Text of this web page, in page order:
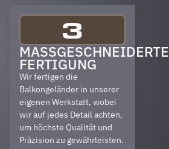
3
MASSGESCHNEIDERTE F
ERTIGUNG
Wir fertigen die
Balkongeländer in unserer
eigenen Werkstatt, wobei
wir auf jedes Detail achten,
um höchste Qualität und
Präzision zu gewährleisten.